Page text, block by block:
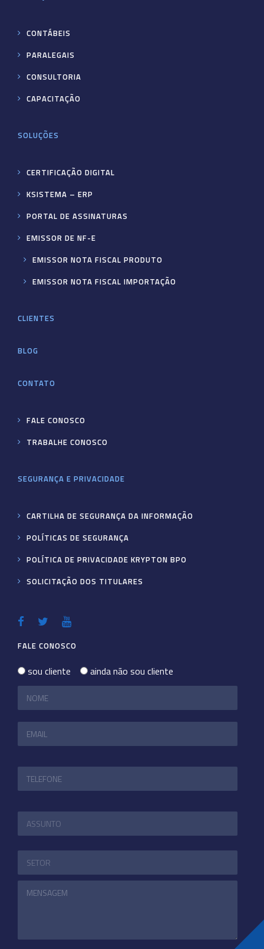
CONTÁBEIS
PARALEGAIS
CONSULTORIA
CAPACITAÇÃO
SOLUÇÕES
CERTIFICAÇÃO DIGITAL
KSISTEMA – ERP
PORTAL DE ASSINATURAS
EMISSOR DE NF-E
EMISSOR NOTA FISCAL PRODUTO
EMISSOR NOTA FISCAL IMPORTAÇÃO
CLIENTES
BLOG
CONTATO
FALE CONOSCO
TRABALHE CONOSCO
SEGURANÇA E PRIVACIDADE
CARTILHA DE SEGURANÇA DA INFORMAÇÃO
POLÍTICAS DE SEGURANÇA
POLÍTICA DE PRIVACIDADE KRYPTON BPO
SOLICITAÇÃO DOS TITULARES
FALE CONOSCO
sou cliente ainda não sou cliente